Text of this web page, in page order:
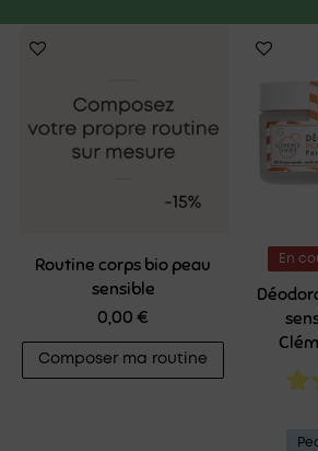
Routine corps bio peau
sensible
0,00€
Composer ma routine
En